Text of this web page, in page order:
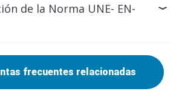
de la Norma UNE- EN-
frecuentes relacionadas